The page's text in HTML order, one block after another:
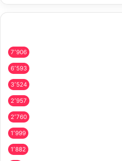
7٬906
6٬593
3٬524
2٬957
2٬760
1٬999
1٬882